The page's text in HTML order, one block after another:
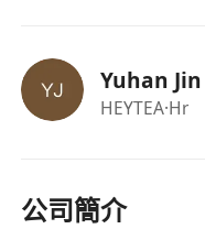
Yuhan Jin
HEYTEA·Hr
公司簡介